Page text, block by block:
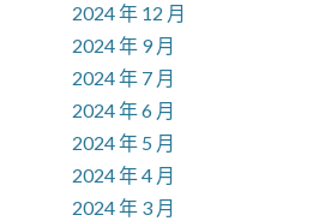
2024 年 12 月
2024 年 9 月
2024 年 7 月
2024 年 6 月
2024 年 5 月
2024 年 4 月
2024 年 3 月